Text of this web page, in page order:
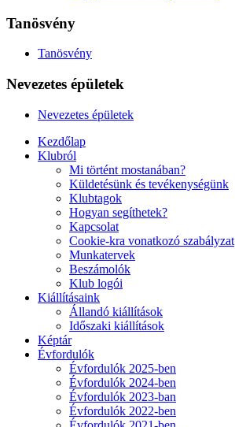
Tanösvény
Tanösvény
Nevezetes épületek
Nevezetes épületek
Kezdőlap
Klubról
Mi történt mostanában?
Küldetésünk és tevékenységünk
Klubtagok
Hogyan segíthetek?
Kapcsolat
Cookie-kra vonatkozó szabályzat
Munkatervek
Beszámolók
Klub logói
Kiállításaink
Állandó kiállítások
Időszaki kiállítások
Képtár
Évfordulók
Évfordulók 2025-ben
Évfordulók 2024-ben
Évfordulók 2023-ban
Évfordulók 2022-ben